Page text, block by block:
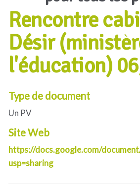
Rencontre
Désir
l'éducation)
Type de document
Un PV
Site Web
https://docs.google.com/
usp=sharing